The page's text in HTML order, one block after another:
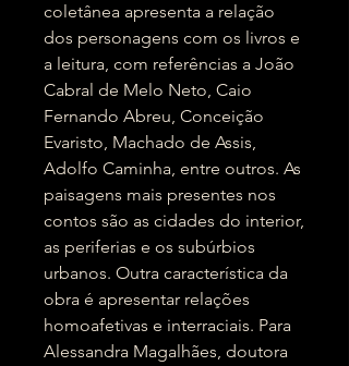
coletânea apresenta a relação
dos personagens com os livros e
a leitura, com referências a João
Cabral de Melo Neto, Caio
Fernando Abreu, Conceição
Evaristo, Machado de Assis,
Adolfo Caminha, entre outros. As
paisagens mais presentes nos
contos são as cidades do interior,
as periferias e os subúrbios
urbanos. Outra característica da
obra é apresentar relações
homoafetivas e interraciais. Para
Alessandra Magalhães, doutora